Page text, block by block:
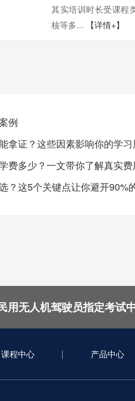
其实培训时长受课程
核等多...
【详情+】
例
拿证？这些因素影响你的学习
？这5个关键点让你避开90%
用无人机驾驶员指定考试
课程中心 产品中心